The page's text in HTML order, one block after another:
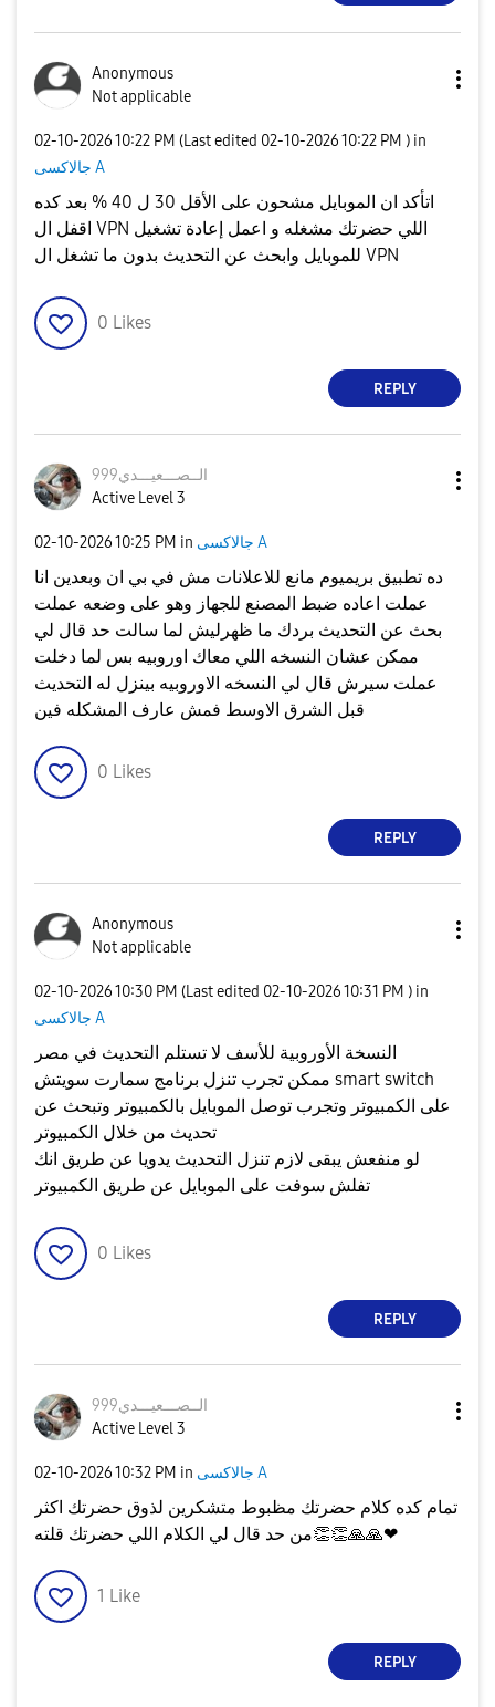
Anonymous
Not applicable
‎02-10-202610:22 PM (Last edited ‎02-10-202610:22 PM ) in
جالاكسى A
اتأكد ان الموبايل مشحون على الأقل 30 ل 40 % بعد كده
اقفل ال VPN اللي حضرتك مشغله و اعمل إعادة تشغيل
للموبايل وابحث عن التحديث بدون ما تشغل ال VPN
0 Likes
REPLY
الــصـــعيـــدي999
Active Level 3
‎02-10-202610:25 PM in جالاكسى A
ده تطبيق بريميوم مانع للاعلانات مش في بي ان وبعدين انا
عملت اعاده ضبط المصنع للجهاز وهو على وضعه عملت
بحث عن التحديث بردك ما ظهرليش لما سالت حد قال لي
ممكن عشان النسخه اللي معاك اوروبيه بس لما دخلت
عملت سيرش قال لي النسخه الاوروبيه بينزل له التحديث
قبل الشرق الاوسط فمش عارف المشكله فين
0 Likes
REPLY
Anonymous
Not applicable
‎02-10-202610:30 PM (Last edited ‎02-10-202610:31 PM ) in
جالاكسى A
النسخة الأوروبية للأسف لا تستلم التحديث في مصر
ممكن تجرب تنزل برنامج سمارت سويتش smart switch
على الكمبيوتر وتجرب توصل الموبايل بالكمبيوتر وتبحث عن
تحديث من خلال الكمبيوتر
لو منفعش يبقى لازم تنزل التحديث يدويا عن طريق انك
0 Likes
REPLY
الــصـــعيـــدي999
Active Level 3
‎02-10-202610:32 PM in جالاكسى A
تمام كده كلام حضرتك مظبوط متشكرين لذوق حضرتك اكثر
من حد قال لي الكلام اللي حضرتك قلته👏👏🙏🙏❤
1 Like
REPLY